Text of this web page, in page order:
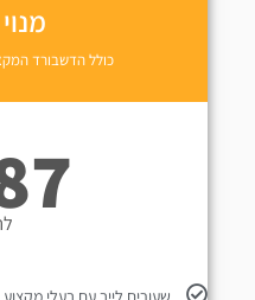
כולל הדשבורד